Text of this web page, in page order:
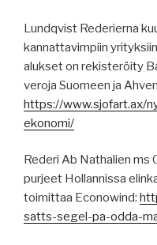
Lundqvist Rederierna
kannattavimpiin
alukset on rekisteröity
veroja Suomeen ja
https://www.sjofart.ax/
ekonomi/
Rederi Ab Nathalien ms
purjeet Hollannissa
toimittaa Econowind:
satts-segel-pa-odda-